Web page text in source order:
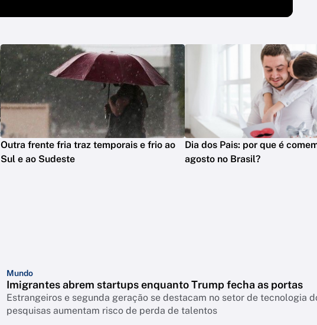
Outra frente fria traz temporais e frio ao
Sul e ao Sudeste
Dia dos Pais: por que é
agosto no Brasil?
Mundo
Imigrantes abrem startups enquanto Trump fecha as portas
Estrangeiros e segunda geração se destacam no setor de tecnologia
pesquisas aumentam risco de perda de talentos